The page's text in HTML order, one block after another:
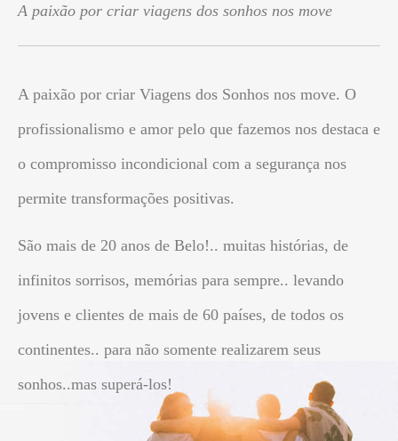
A paixão por criar viagens dos sonhos nos move
A paixão por criar Viagens dos Sonhos nos move. O
profissionalismo e amor pelo que fazemos nos destaca e
o compromisso incondicional com a segurança nos
permite transformações positivas.
São mais de 20 anos de Belo!.. muitas histórias, de
infinitos sorrisos, memórias para sempre.. levando
jovens e clientes de mais de 60 países, de todos os
continentes.. para não somente realizarem seus
sonhos..mas superá-los!